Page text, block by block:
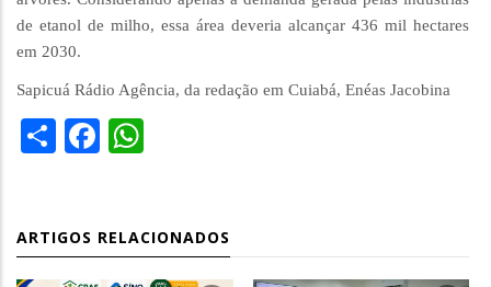
de etanol de milho, essa área deveria alcançar 436 mil hectares
em 2030.
Sapicuá Rádio Agência, da redação em Cuiabá, Enéas Jacobina
ShareFacebook
ARTIGOS RELACIONADOS